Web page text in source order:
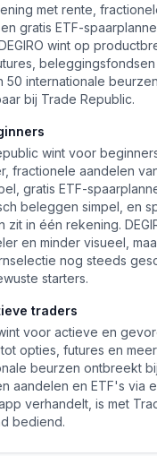
met rente,
gratis ETF-
DEGIRO wint op
50 internationale
bij Trade Republic.
wint voor
fractionele aandelen
gratis ETF-
beleggen simpel, en
zit in één rekening.
en minder visueel,
nog steeds
starters.
traders
voor actieve en
opties, futures en
beurzen ontbreekt
aandelen en ETF's via
verhandelt, is met
bediend.